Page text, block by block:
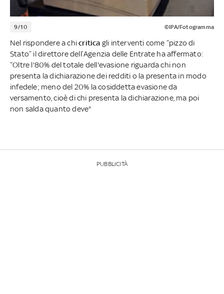
9/10 ©IPA/Fotogramma
Nel rispondere a chicritica gli interventi come “pizzo di
Stato” il direttore dell’Agenzia delle Entrate ha affermato:
“Oltre l'80% del totale dell'evasione riguarda chi non
presenta la dichiarazione dei redditi o la presenta in modo
infedele; meno del 20% la cosiddetta evasione da
versamento, cioè di chi presenta la dichiarazione, ma poi
non salda quanto deve"
PUBBLICITÀ